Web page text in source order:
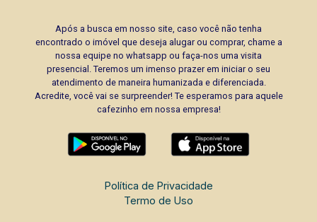
Após a busca em nosso site, caso você não tenha
encontrado o imóvel que deseja alugar ou comprar, chame a
nossa equipe no whatsapp ou faça-nos uma visita
presencial. Teremos um imenso prazer em iniciar o seu
atendimento de maneira humanizada e diferenciada.
Acredite, você vai se surpreender! Te esperamos para aquele
cafezinho em nossa empresa!
Política de Privacidade
Termo de Uso